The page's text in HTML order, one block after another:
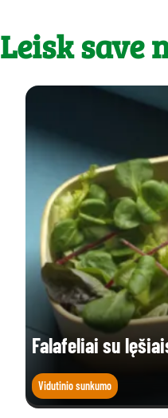
Leisk save
Falafeliai su
Vidutinio sunkumo